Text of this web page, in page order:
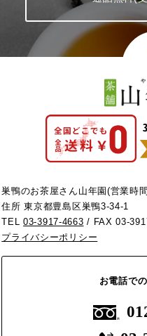
巣鴨のお茶屋さん山年園(営業時
住所 東京都豊島区巣鴨3-34-1
TEL03-3917-4663 / FAX 03-
プライバシーポリシー
お電話で